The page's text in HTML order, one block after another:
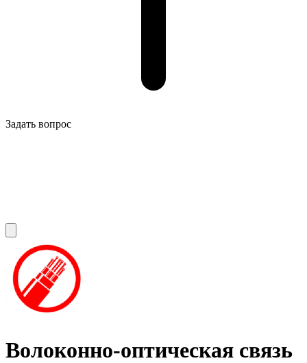
Задать вопрос
Волоконно-оптическая связь